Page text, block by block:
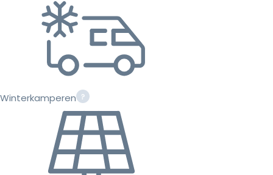
Winterkamperen